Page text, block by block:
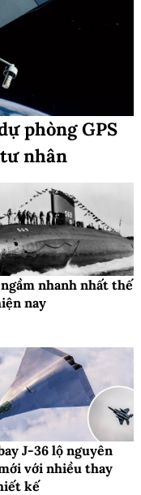
phòng GPS
nhân
nhanh nhất thế
nay
J-36 lộ nguyên
với nhiều thay
kế